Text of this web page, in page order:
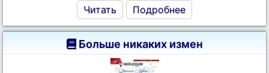
Читать Подробнее
Больше никаких измен